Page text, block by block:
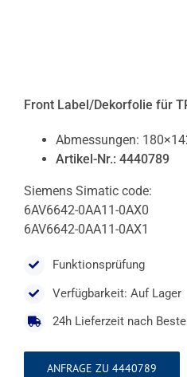
Front Label/Dekorfolie für
Abmessungen:
Artikel-Nr.: 4440789
Siemens Simatic code:
6AV6642-0AA11-0AX0
6AV6642-0AA11-0AX1
Funktionsprüfung
Verfügbarkeit: Auf Lager
24h Lieferzeit nach
ANFRAGE ZU 4440789